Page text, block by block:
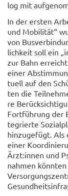
log mit
In der ers­ten
und Mo­bi­li­tät“
von
lich­keit soll ein
zur Bahn
einer
tu­ell auf den
ten die
re
Fort­füh­rung der
te­grier­te
hin­zu­ge­fügt. Als
einer
Ärzt:innen und
nah­men